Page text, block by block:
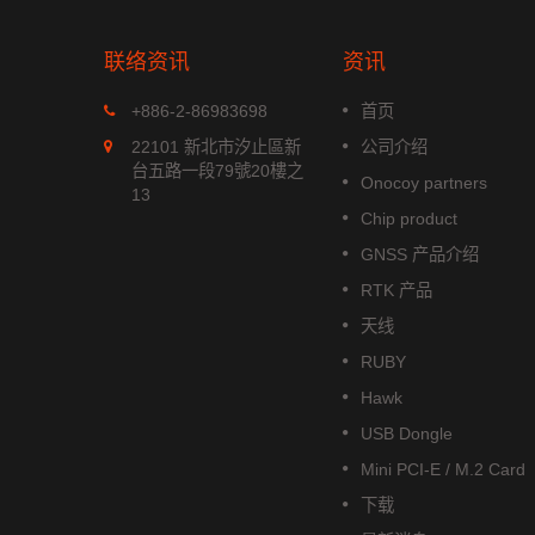
联络资讯
+886-2-86983698
22101 新北市汐止區新
台五路一段79號20樓之
13
资讯
首页
公司介绍
Onocoy partners
Chip product
GNSS 产品介绍
RTK 产品
天线
RUBY
Hawk
USB Dongle
Mini PCI-E / M.2 Card
下载
MGS-1513-52Q
MGS-1513-52Q 是一款完整的
立多频GNSS 智能天线模组，包
含嵌入式贴片天线和基于Airoha
AG3352Q 平台的GNSS 接收电